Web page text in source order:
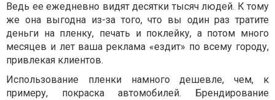
Ведь ее ежедневно видят десятки тысяч людей. К тому
же она выгодна из-за того, что вы один раз тратите
деньги на пленку, печать и поклейку, а потом много
месяцев и лет ваша реклама «ездит» по всему городу,
привлекая клиентов.
Использование пленки намного дешевле, чем, к
примеру, покраска автомобилей. Брендирование